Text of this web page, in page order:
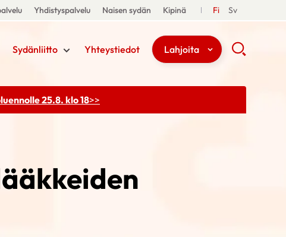
Yhdistyspalvelu Naisen sydän Kipinä Fi Sv
Sydänliitto Yhteystiedot Lahjoita
25.8. klo 18>>